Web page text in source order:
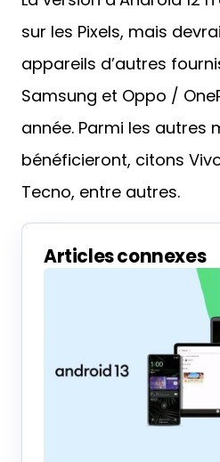
bénéficieront, citons
Tecno, entre autres.
Articles connexes
Google lance
découvrez les
importantes
Android 13 propose des